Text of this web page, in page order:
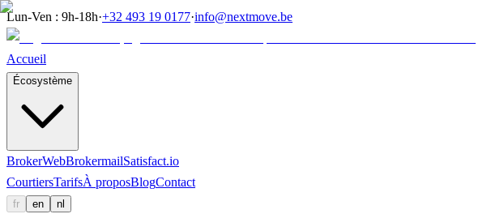
Lun-Ven : 9h-18h·+32 493 19 0177·info@nextmove.be
Accueil
Écosystème
BrokerWebBrokermailSatisfact.io
CourtiersTarifsÀ proposBlogContact
fr en nl